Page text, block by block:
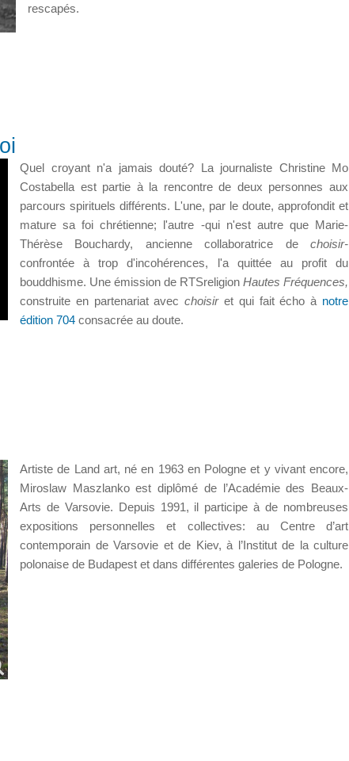
rescapés.
Quel croyant nʹa jamais douté? La journaliste Christine Mo
Costabella est partie à la rencontre de deux personnes aux
parcours spirituels différents. L'une, par le doute, approfondit et
mature sa foi chrétienne; l'autre -qui n'est autre que Marie-
Thérèse Bouchardy, ancienne collaboratrice de choisir-
confrontée à trop d'incohérences, l'a quittée au profit du
bouddhisme. Une émission de RTSreligion Hautes Fréquences,
construite en partenariat avecchoisiret qui fait écho à notre
édition 704 consacrée au doute.
Artiste de Land art, né en 1963 en Pologne et y vivant encore,
Miroslaw Maszlanko est diplômé de l’Académie des Beaux-
Arts de Varsovie. Depuis 1991, il participe à de nombreuses
expositions personnelles et collectives: au Centre d’art
contemporain de Varsovie et de Kiev, à l’Institut de la culture
polonaise de Budapest et dans différentes galeries de Pologne.